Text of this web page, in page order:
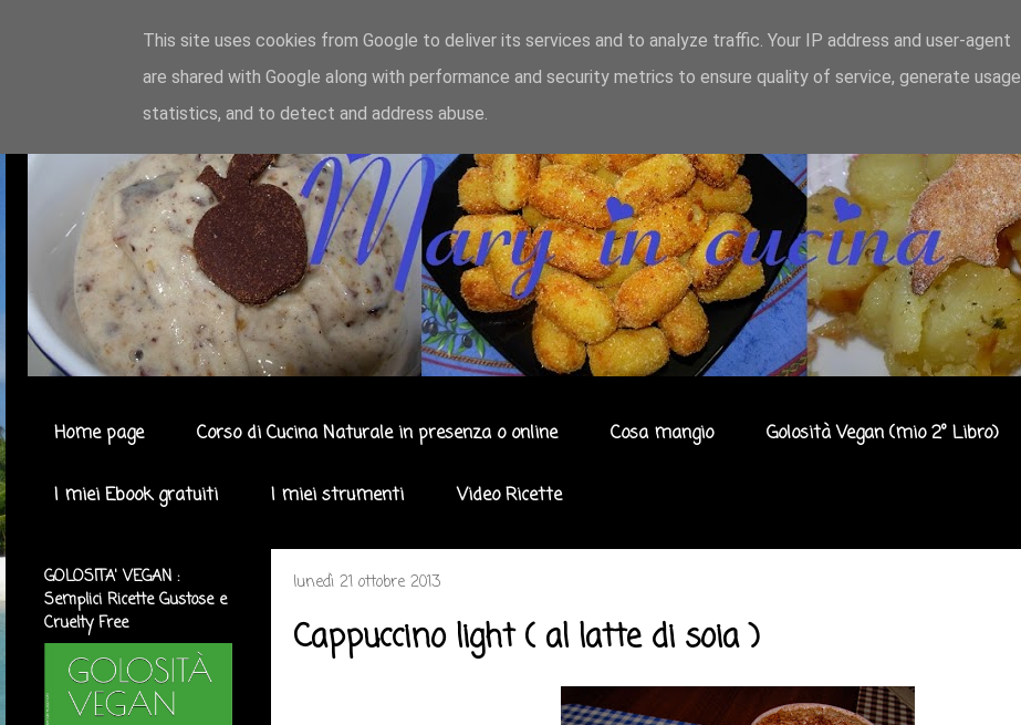
Home page Corso di Cucina Naturale in presenza o online Cosa mangio Golosità Vegan (mio 2° Libro)
I miei Ebook gratuiti I miei strumenti Video Ricette
lunedì 21 ottobre 2013
Cappuccino light ( al latte di soia )
GOLOSITA' VEGAN :
Semplici Ricette Gustose e
Cruelty Free
This site uses cookies from Google to deliver its services and to analyze traffic. Your IP address and user-agent
are shared with Google along with performance and security metrics to ensure quality of service, generate usage
statistics, and to detect and address abuse.